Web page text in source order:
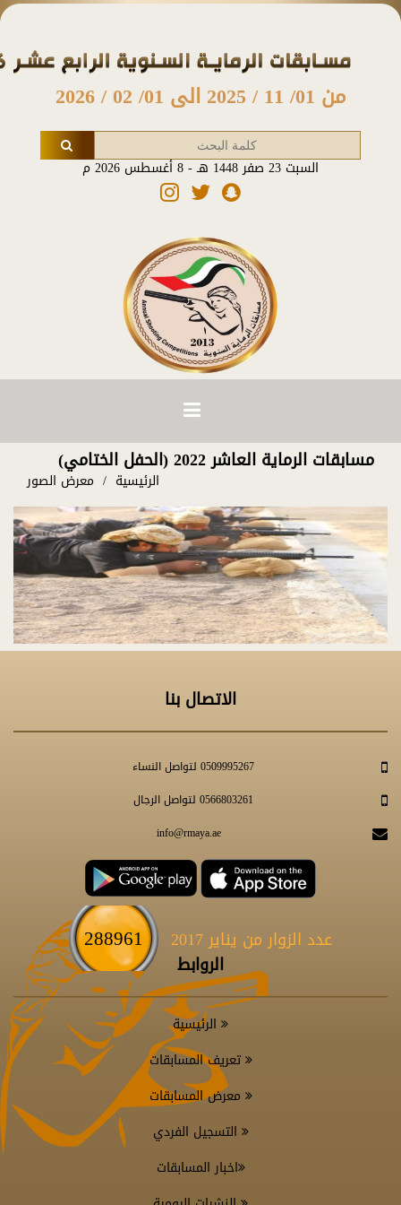
من 01/ 11 / 2025 الى 01/ 02 / 2026
السبت 23 صفر 1448 هـ - 8 أغسطس 2026 م
مسابقات الرماية العاشر 2022 (الحفل الختامي)
الرئيسية معرض الصور
الاتصال بنا
0509995267 لتواصل النساء
0566803261 لتواصل الرجال
info@rmaya.ae
عدد الزوار من يناير 2017 288961
الروابط
الرئيسية
تعريف المسابقات
معرض المسابقات
التسجيل الفردي
اخبار المسابقات